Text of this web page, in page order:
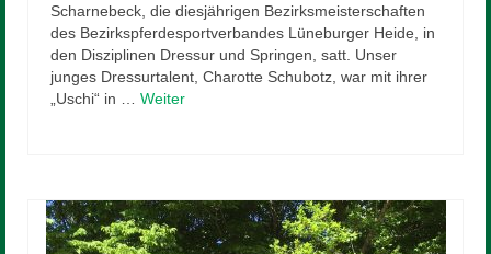
Scharnebeck, die diesjährigen Bezirksmeisterschaften
des Bezirkspferdesportverbandes Lüneburger Heide, in
den Disziplinen Dressur und Springen, satt. Unser
junges Dressurtalent, Charotte Schubotz, war mit ihrer
„Uschi“ in … Weiter